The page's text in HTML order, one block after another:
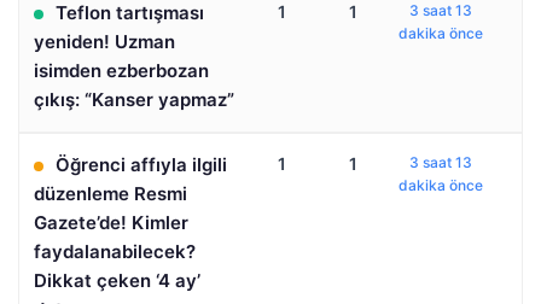
Teflon tartışması
yeniden! Uzman
isimden ezberbozan
çıkış: “Kanser yapmaz”
1 1
3 saat 13
dakika önce
Öğrenci affıyla ilgili
düzenleme Resmi
Gazete’de! Kimler
faydalanabilecek?
Dikkat çeken ‘4 ay’
1 1
3 saat 13
dakika önce